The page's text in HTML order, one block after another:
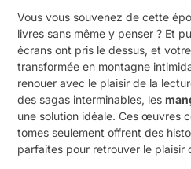
Vous vous souvenez de cette
livres sans même y penser ? Et
écrans ont pris le dessus, et
transformée en montagne
renouer avec le plaisir de la
des sagas interminables, les
une solution idéale. Ces œuvres
tomes seulement offrent des
parfaites pour retrouver le plaisir